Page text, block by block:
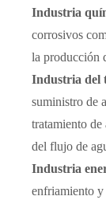
Industria
corrosivos
la producción
Industria del
suministro de
tratamiento
del flujo de
Industria
enfriamiento y